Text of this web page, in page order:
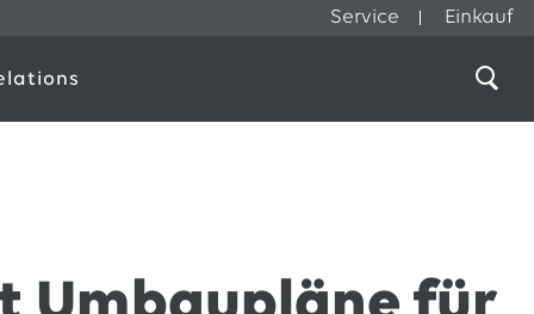
Service Einkauf